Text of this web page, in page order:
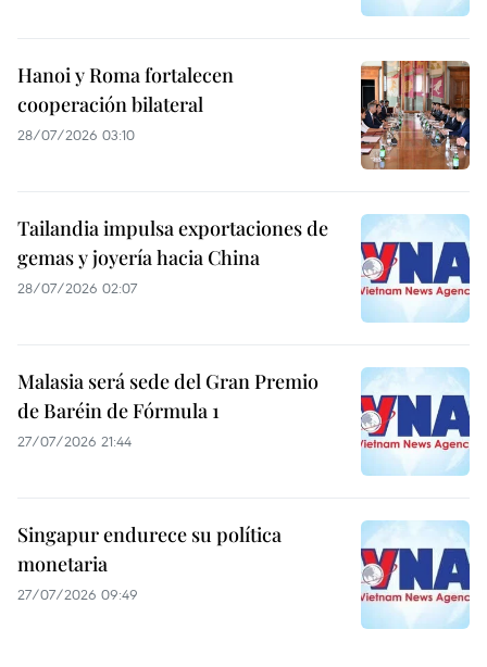
Hanoi y Roma fortalecen
cooperación bilateral
28/07/2026 03:10
Tailandia impulsa exportaciones de
gemas y joyería hacia China
28/07/2026 02:07
Malasia será sede del Gran Premio
de Baréin de Fórmula 1
27/07/2026 21:44
Singapur endurece su política
monetaria
27/07/2026 09:49